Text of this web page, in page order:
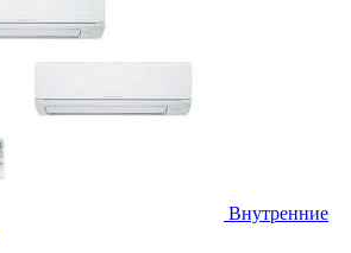
Внутренние